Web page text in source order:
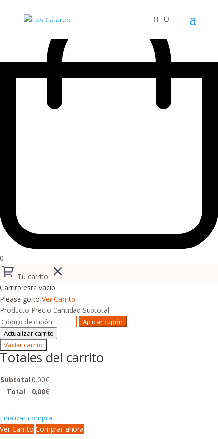
0
Tu carrito
Carrito esta vacío
Please go to Ver Carrito
Producto Precio Cantidad Subtotal
Aplicar cupón
Actualizar carrito
Vaciar carrito
Totales del carrito
Subtotal0,00€
Total
0,00€
Finalizar compra
Ver Carrito Comprar ahora